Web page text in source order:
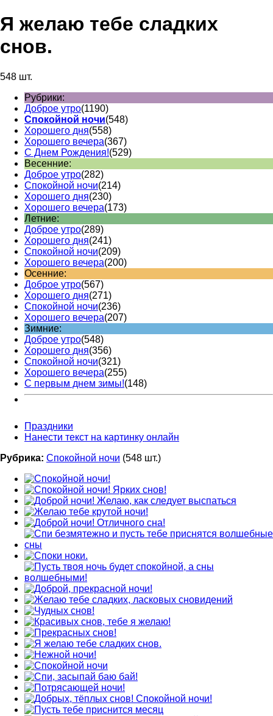
Я желаю тебе сладких
снов.
548 шт.
Рубрики:
Доброе утро(1190)
Спокойной ночи(548)
Хорошего дня(558)
Хорошего вечера(367)
С Днем Рождения!(529)
Весенние:
Доброе утро(282)
Спокойной ночи(214)
Хорошего дня(230)
Хорошего вечера(173)
Летние:
Доброе утро(289)
Хорошего дня(241)
Спокойной ночи(209)
Хорошего вечера(200)
Осенние:
Доброе утро(567)
Хорошего дня(271)
Спокойной ночи(236)
Хорошего вечера(207)
Зимние:
Доброе утро(548)
Хорошего дня(356)
Спокойной ночи(321)
Хорошего вечера(255)
С первым днем зимы!(148)
Праздники
Нанести текст на картинку онлайн
Рубрика: Спокойной ночи (548 шт.)